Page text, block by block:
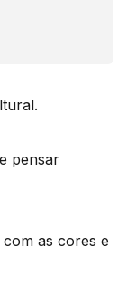
pensar
as cores e